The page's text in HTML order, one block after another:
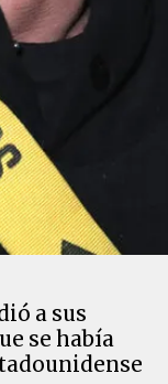
a sus
se había